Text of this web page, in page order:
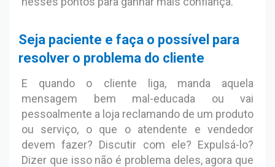
Seja paciente e faça o possível para
resolver o problema do cliente
E quando o cliente liga, manda aquela
mensagem bem mal-educada ou vai
pessoalmente a loja reclamando de um produto
ou serviço, o que o atendente e vendedor
devem fazer? Discutir com ele? Expulsá-lo?
Dizer que isso não é problema deles, agora que